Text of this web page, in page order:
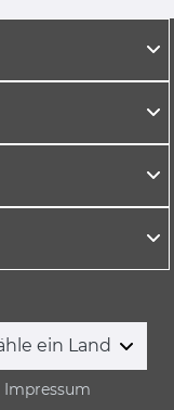
ein Land
Impressum